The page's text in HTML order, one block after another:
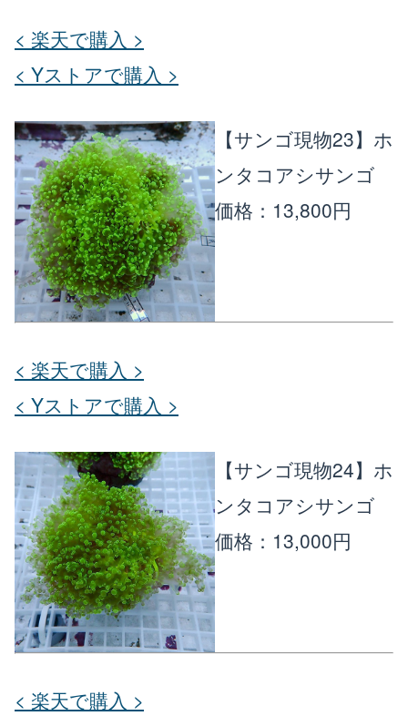
< 楽天で購入 >
< Yストアで購入 >
【サンゴ現物23】ホ
ンタコアシサンゴ
価格：13,800円
< 楽天で購入 >
< Yストアで購入 >
【サンゴ現物24】ホ
ンタコアシサンゴ
価格：13,000円
< 楽天で購入 >